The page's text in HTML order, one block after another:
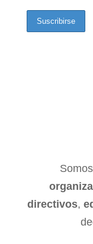
directivos,